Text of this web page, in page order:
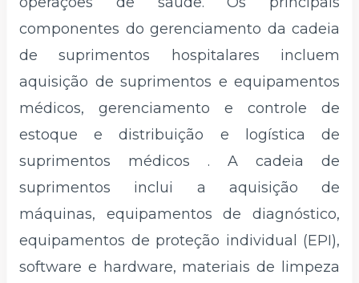
componentes do gerenciamento da cadeia
de suprimentos hospitalares incluem
aquisição de suprimentos e equipamentos
médicos, gerenciamento e controle de
estoque e distribuição e logística de
suprimentos médicos . A cadeia de
suprimentos inclui a aquisição de
máquinas, equipamentos de diagnóstico,
equipamentos de proteção individual (EPI),
software e hardware, materiais de limpeza